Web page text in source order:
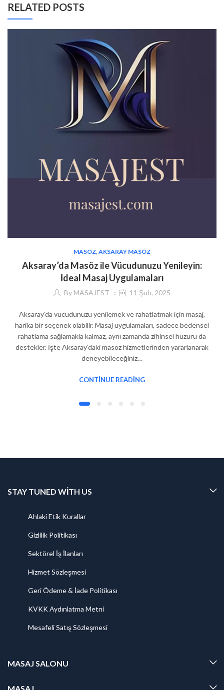
RELATED POSTS
MASÖZ AKSARAY MASÖZ
Aksaray’da Masöz ile Vücudunuzu Yenileyin:
İdeal Masaj Uygulamaları
By MASAJEST 11 Şub, 2025
Aksaray’da vücudunuzu yenilemek ve rahatlatmak için masaj,
harika bir seçenek olabilir. Masaj uygulamaları, sadece bedensel
rahatlama sağlamakla kalmaz, aynı zamanda zihinsel huzuru da
destekler. İşte Aksaray’daki masöz hizmetlerinden yararlanarak
deneyebileceğiniz…
CONTINUE READING
STAY TUNED WITH US
Ahlaki Etik Kurallar
Gizlilik Politikası
Sektörel İş İlanları
Hizmet Sözleşmesi
Geri Ödeme & İade Politikası
KVKK Aydınlatma Metni
Mesafeli Satış Sözleşmesi
MASAJ SALONU